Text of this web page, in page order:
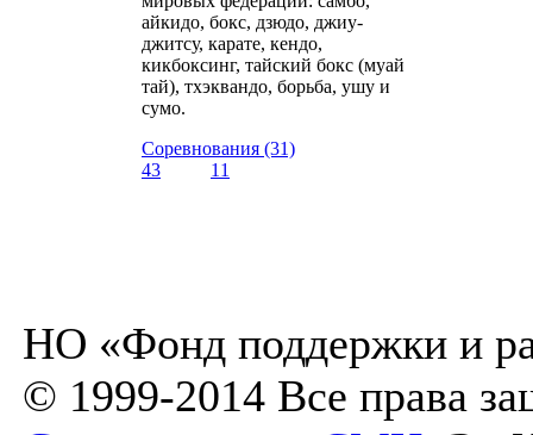
айкидо, бокс, дзюдо, джиу-
джитсу, карате, кендо,
кикбоксинг, тайский бокс (муай
тай), тхэквандо, борьба, ушу и
сумо.
Соревнования (31)
43
11
НО «Фонд поддержки и
© 1999-2014 Все права